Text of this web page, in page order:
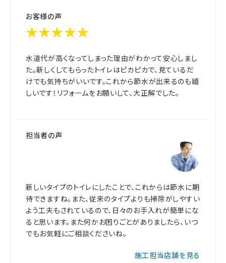
お客様の声
★★★★★
水道代が高くなってしまった理由がわかって安心しまし
た。新しくしてもらったトイレはピカピカで、見ているだ
けでも気持ちがいいです。これから節水が出来るのも嬉
しいです！リフォームをお願いして、大正解でした。
担当者の声
新しいタイプのトイレにしたことで、これからは節水に期
待できますね。また、従来のタイプよりも掃除がしやすい
よう工夫もされているので、日々のお手入れが簡単にな
ると思います。また何かお困りごとがありましたら、いつ
でもお気軽にご相談くださいね。
施工担当店舗を見る